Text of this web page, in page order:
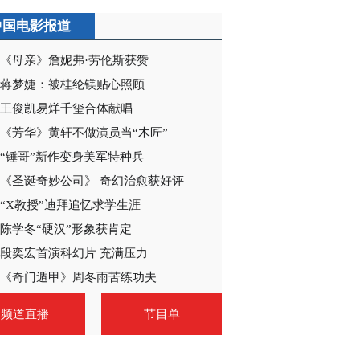
电影报道
《母亲》詹妮弗·劳伦斯获赞
蒋梦婕：被桂纶镁贴心照顾
王俊凯易烊千玺合体献唱
《芳华》黄轩不做演员当“木匠”
“锤哥”新作变身美军特种兵
《圣诞奇妙公司》 奇幻治愈获好评
“X教授”迪拜追忆求学生涯
陈学冬“硬汉”形象获肯定
段奕宏首演科幻片 充满压力
《奇门遁甲》周冬雨苦练功夫
频道直播 节目单